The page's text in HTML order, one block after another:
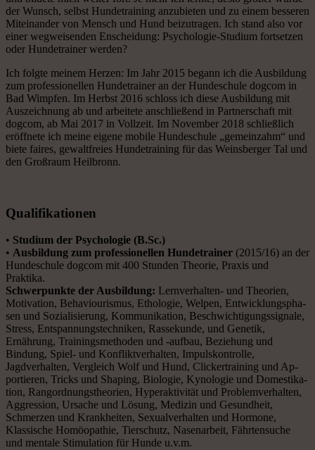
der Wunsch, selbst Hundetraining anzubieten und zu einem besseren
Miteinander von Mensch und Hund beizutragen. Ich stand also vor
einer wegweisenden Enscheidung: Psychologie-Studium fortsetzen
oder Hundetrainer werden?
Ich folgte meinem Herzen: Im Jahr 2015 begann ich die Ausbildung
zum professionellen Hundetrainer an der Hundeschule dogcom in
Bad Wimpfen. Im Herbst 2016 schloss ich diese Ausbildung mit
Auszeichnung ab und arbeitete anschließend in Part­ner­schaft mit
dogcom, ab Mai 2017 in Vollzeit. Im November 2018 schließlich
eröffnete ich meine eigene mobile Hundeschule „gemeinzahm“ und
biete faires, gewaltfreies Hundetraining für das Weinsberger Tal und
den Groß­raum Heilbronn.
Qualifikationen
• Studium der Psychologie (B.Sc.)
• Ausbildung zum professionellen Hundetrainer (2015/16) an der
Hundeschule dogcom mit 400 Stunden Theorie, Praxis und
Praktika.
Schwerpunkte der Ausbildung: Lernverhalten- und Theorien,
Motivation, Behaviourismus, Etho­lo­gie, Welpen, Ent­wick­lungs­pha­
sen und Sozialisierung, Kommunikation, Beschwichtigungssignale,
Stress, Entspannungstechniken, Rasse­kunde, und Genetik,
Ernährung, Trainingsmethoden und -aufbau, Beziehung und
Bindung, Spiel- und Konfliktverhalten, Impulskontrolle,
Jagdverhalten, Vergleich Wolf und Hund, Clickertraining und Ap­
por­tie­ren, Tricks und Shaping, Biologie, Kynologie und Do­me­sti­ka­
tion, Rangordnungstheorien, Hyper­ak­ti­vi­tät und Pro­blem­ver­hal­ten,
Ag­gres­sion, Ursache und Lösung, Medizin und Gesundheit,
Schmerzen und Krankheiten, Sexualverhalten und Hormone,
Klassische Homöopathie, Tierschutz, Nasenarbeit, Fähr­ten­suche
und mentale Stimulation für Hunde u.v.m.